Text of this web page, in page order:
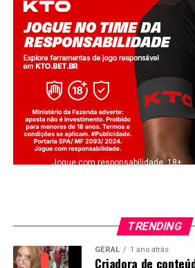
Jogue com responsabilidade. 18+
TRENDING
GERAL 1 ano atrás
Criadora de